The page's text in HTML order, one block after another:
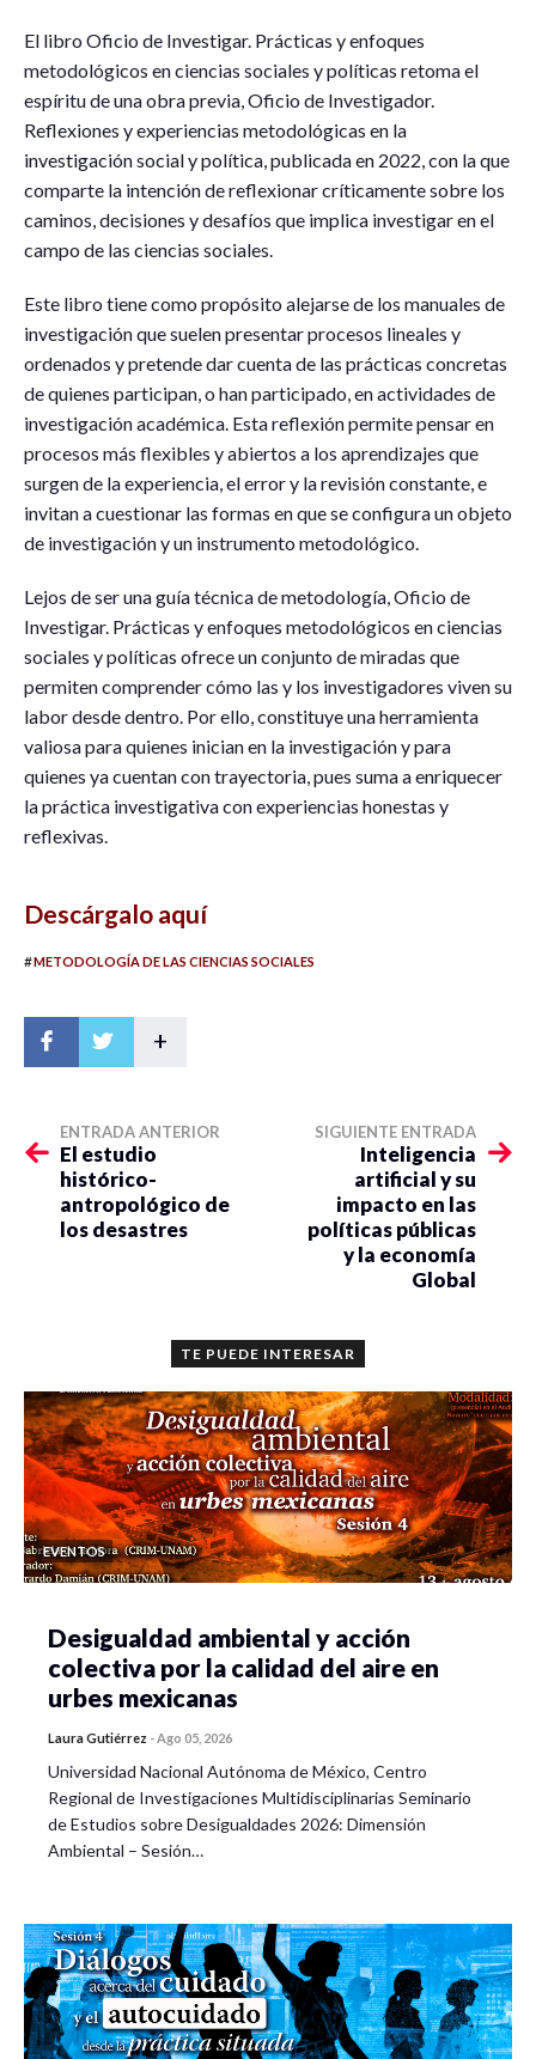
El libro Oficio de Investigar. Prácticas y enfoques
metodológicos en ciencias sociales y políticas retoma el
espíritu de una obra previa, Oficio de Investigador.
Reflexiones y experiencias metodológicas en la
investigación social y política, publicada en 2022, con la que
comparte la intención de reflexionar críticamente sobre los
caminos, decisiones y desafíos que implica investigar en el
campo de las ciencias sociales.
Este libro tiene como propósito alejarse de los manuales de
investigación que suelen presentar procesos lineales y
ordenados y pretende dar cuenta de las prácticas concretas
de quienes participan, o han participado, en actividades de
investigación académica. Esta reflexión permite pensar en
procesos más flexibles y abiertos a los aprendizajes que
surgen de la experiencia, el error y la revisión constante, e
invitan a cuestionar las formas en que se configura un objeto
de investigación y un instrumento metodológico.
Lejos de ser una guía técnica de metodología, Oficio de
Investigar. Prácticas y enfoques metodológicos en ciencias
sociales y políticas ofrece un conjunto de miradas que
permiten comprender cómo las y los investigadores viven su
labor desde dentro. Por ello, constituye una herramienta
valiosa para quienes inician en la investigación y para
quienes ya cuentan con trayectoria, pues suma a enriquecer
la práctica investigativa con experiencias honestas y
reflexivas.
Descárgalo aquí
#METODOLOGÍA DE LAS CIENCIAS SOCIALES
+
ENTRADA ANTERIOR
El estudio
histórico-
antropológico de
los desastres
SIGUIENTE ENTRADA
Inteligencia
artificial y su
impacto en las
políticas públicas
y la economía
Global
TE PUEDE INTERESAR
EVENTOS
Desigualdad ambiental y acción
colectiva por la calidad del aire en
urbes mexicanas
Laura Gutiérrez -Ago 05, 2026
Universidad Nacional Autónoma de México, Centro
Regional de Investigaciones Multidisciplinarias Seminario
de Estudios sobre Desigualdades 2026: Dimensión
Ambiental – Sesión…